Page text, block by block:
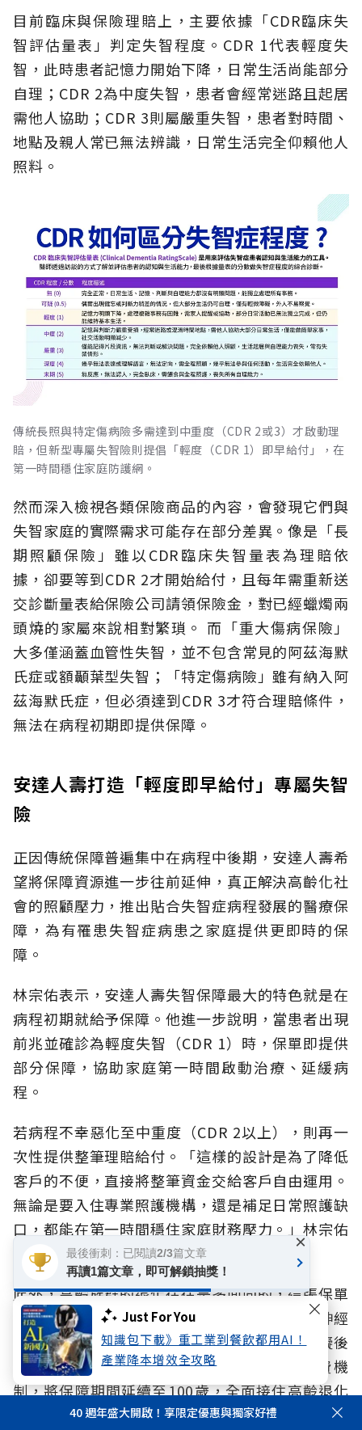
Just For You
知識包下載》重工業到餐飲都用AI！
產業降本增效全攻略
目前臨床與保險理賠上，主要依據「CDR臨床失
智評估量表」判定失智程度。CDR 1代表輕度失
智，此時患者記憶力開始下降，日常生活尚能部分
自理；CDR 2為中度失智，患者會經常迷路且起居
需他人協助；CDR 3則屬嚴重失智，患者對時間、
地點及親人常已無法辨識，日常生活完全仰賴他人
照料。
傳統長照與特定傷病險多需達到中重度（CDR 2或3）才啟動理
賠，但新型專屬失智險則提倡「輕度（CDR 1）即早給付」，在
第一時間穩住家庭防護網。
然而深入檢視各類保險商品的內容，會發現它們與
失智家庭的實際需求可能存在部分差異。像是「長
期照顧保險」雖以CDR臨床失智量表為理賠依
據，卻要等到CDR 2才開始給付，且每年需重新送
交診斷量表給保險公司請領保險金，對已經蠟燭兩
頭燒的家屬來說相對繁瑣。 而「重大傷病保險」
大多僅涵蓋血管性失智，並不包含常見的阿茲海默
氏症或額顳葉型失智；「特定傷病險」雖有納入阿
茲海默氏症，但必須達到CDR 3才符合理賠條件，
無法在病程初期即提供保障。
安達人壽打造「輕度即早給付」專屬失智
險
正因傳統保障普遍集中在病程中後期，安達人壽希
望將保障資源進一步往前延伸，真正解決高齡化社
會的照顧壓力，推出貼合失智症病程發展的醫療保
障，為有罹患失智症病患之家庭提供更即時的保
障。
林宗佑表示，安達人壽失智保障最大的特色就是在
病程初期就給予保障。他進一步說明，當患者出現
前兆並確診為輕度失智（CDR 1）時，保單即提供
部分保障，協助家庭第一時間啟動治療、延緩病
程。
若病程不幸惡化至中重度（CDR 2以上），則再一
次性提供整筆理賠給付。「這樣的設計是為了降低
客戶的不便，直接將整筆資金交給客戶自由運用。
無論是要入住專業照護機構，還是補足日常照護缺
口，都能在第一時間穩住家庭財務壓力。」林宗佑
解釋。
此外，高齡族群的退化往往是多面向的，這張保單
更將保障範圍擴大至多發性硬化症、嚴重運動神經
元疾病、重症肌無力症、良性腦腫瘤併神經障礙後
遺症等退化疾病，並配合1至6級失能豁免保費機
制，將保障期間延續至100歲，全面接住高齡退化
風險缺口。40 週年盛大開啟！享限定優惠與獨家好禮
最後衝刺：已閱讀2/3篇文章
再讀1篇文章，即可解鎖抽獎！
×